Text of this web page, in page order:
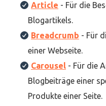
Article - Für die
Blogartikels.
Breadcrumb - Für
einer Webseite.
Carousel - Für die
Blogbeiträge einer
Produkte einer Seite.